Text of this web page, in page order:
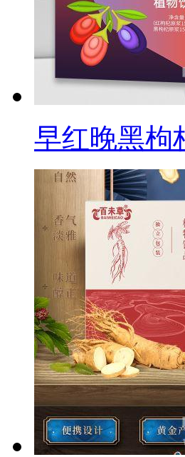
早红晚黑枸